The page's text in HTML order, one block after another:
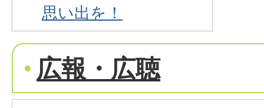
思い出を！
広報・広聴